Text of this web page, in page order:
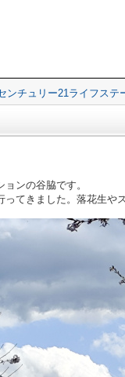
ンチュリー21ライフステ
ンの谷脇です。
てきました。落花生や